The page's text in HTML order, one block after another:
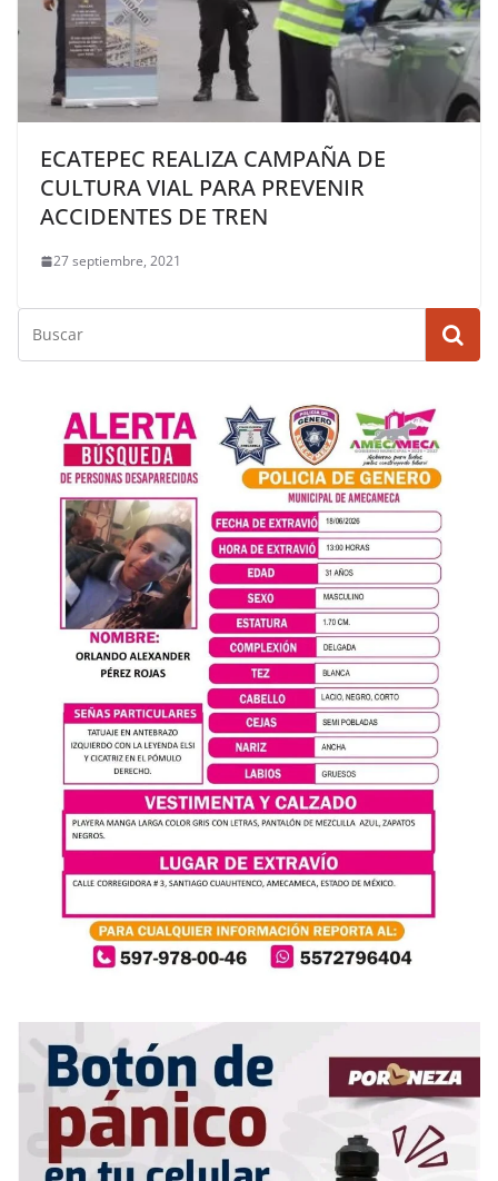
ECATEPEC REALIZA CAMPAÑA DE
CULTURA VIAL PARA PREVENIR
ACCIDENTES DE TREN
27 septiembre, 2021